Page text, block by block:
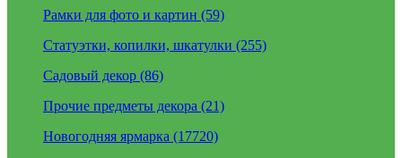
Рамки для фото и картин (59)
Статуэтки, копилки, шкатулки (255)
Садовый декор (86)
Прочие предметы декора (21)
Новогодняя ярмарка (17720)